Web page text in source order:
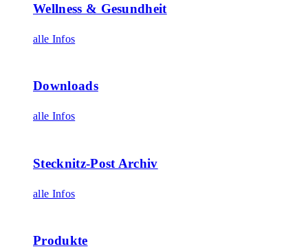
Wellness & Gesundheit
alle Infos
Downloads
alle Infos
Stecknitz-Post Archiv
alle Infos
Produkte